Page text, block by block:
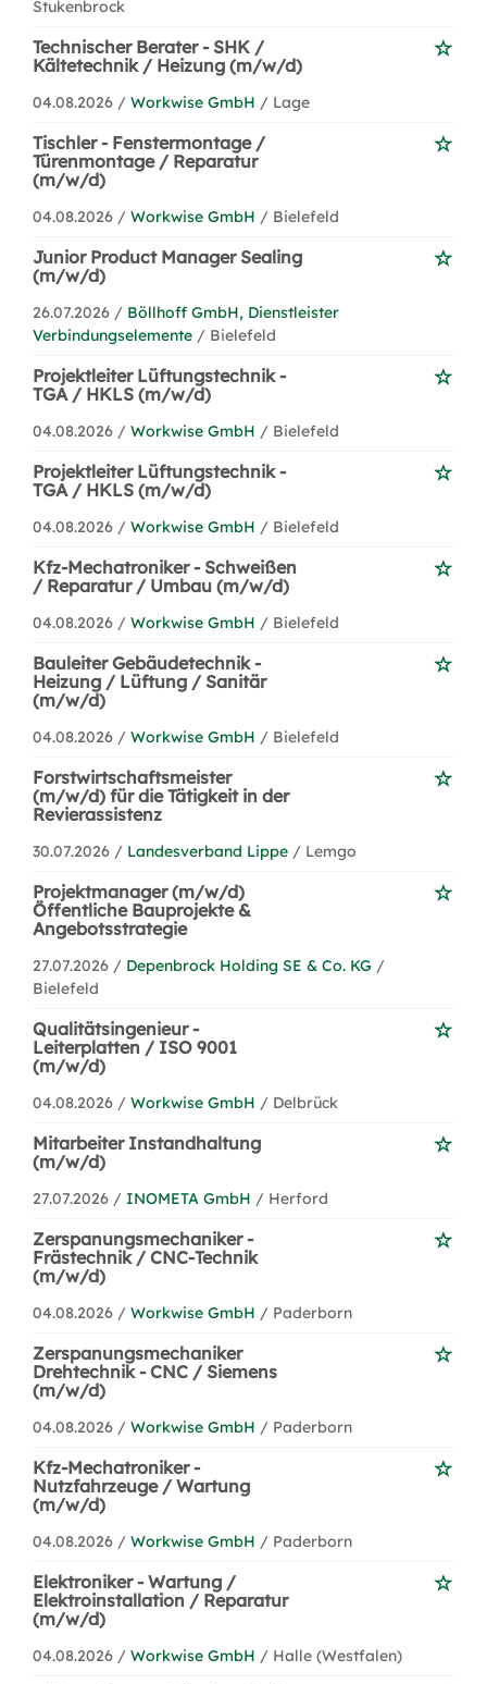
Stukenbrock
Technischer Berater - SHK /
Kältetechnik / Heizung (m/w/d)
04.08.2026 / Workwise GmbH / Lage
Tischler - Fenstermontage /
Türenmontage / Reparatur
(m/w/d)
04.08.2026 / Workwise GmbH / Bielefeld
Junior Product Manager Sealing
(m/w/d)
26.07.2026 / Böllhoff GmbH, Dienstleister
Verbindungselemente / Bielefeld
Projektleiter Lüftungstechnik -
TGA / HKLS (m/w/d)
04.08.2026 / Workwise GmbH / Bielefeld
Projektleiter Lüftungstechnik -
TGA / HKLS (m/w/d)
04.08.2026 / Workwise GmbH / Bielefeld
Kfz-Mechatroniker - Schweißen
/ Reparatur / Umbau (m/w/d)
04.08.2026 / Workwise GmbH / Bielefeld
Bauleiter Gebäudetechnik -
Heizung / Lüftung / Sanitär
(m/w/d)
04.08.2026 / Workwise GmbH / Bielefeld
Forstwirtschaftsmeister
(m/w/d) für die Tätigkeit in der
Revierassistenz
30.07.2026 / Landesverband Lippe / Lemgo
Projektmanager (m/w/d)
Öffentliche Bauprojekte &
Angebotsstrategie
27.07.2026 / Depenbrock Holding SE & Co. KG /
Bielefeld
Qualitätsingenieur -
Leiterplatten / ISO 9001
(m/w/d)
04.08.2026 / Workwise GmbH / Delbrück
Mitarbeiter Instandhaltung
(m/w/d)
27.07.2026 / INOMETA GmbH / Herford
Zerspanungsmechaniker -
Frästechnik / CNC-Technik
(m/w/d)
04.08.2026 / Workwise GmbH / Paderborn
Zerspanungsmechaniker
Drehtechnik - CNC / Siemens
(m/w/d)
04.08.2026 / Workwise GmbH / Paderborn
Kfz-Mechatroniker -
Nutzfahrzeuge / Wartung
(m/w/d)
04.08.2026 / Workwise GmbH / Paderborn
Elektroniker - Wartung /
Elektroinstallation / Reparatur
(m/w/d)
04.08.2026 / Workwise GmbH / Halle (Westfalen)